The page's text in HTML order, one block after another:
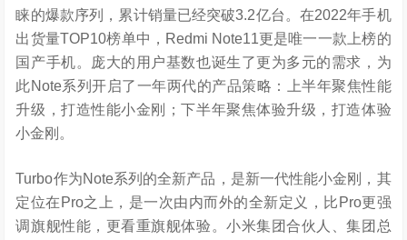
睐的爆款序列，累计销量已经突破3.2亿台。在2022年手机
出货量TOP10榜单中，Redmi Note11更是唯一一款上榜的
国产手机。庞大的用户基数也诞生了更为多元的需求，为
此Note系列开启了一年两代的产品策略：上半年聚焦性能
升级，打造性能小金刚；下半年聚焦体验升级，打造体验
小金刚。
Turbo作为Note系列的全新产品，是新一代性能小金刚，其
定位在Pro之上，是一次由内而外的全新定义，比Pro更强
调旗舰性能，更看重旗舰体验。小米集团合伙人、集团总